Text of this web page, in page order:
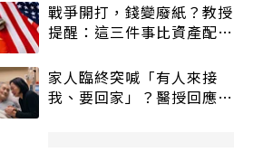
戰爭開打，錢變廢紙？教授
提醒：這三件事比資產配置
家人臨終突喊「有人來接
我、要回家」？醫授回應方